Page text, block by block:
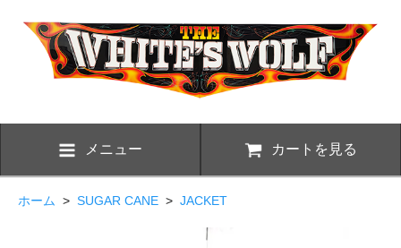
メニュー カートを見る
ホーム > SUGAR CANE > JACKET